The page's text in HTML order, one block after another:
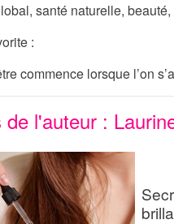
santé naturelle,
:
commence lorsque l’on
de l'auteur :